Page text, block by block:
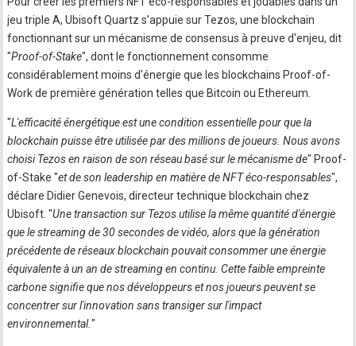
jeu triple A, Ubisoft Quartz s'appuie sur Tezos, une blockchain
fonctionnant sur un mécanisme de consensus à preuve d'enjeu, dit
"Proof-of-Stake", dont le fonctionnement consomme
considérablement moins d'énergie que les blockchains Proof-of-
Work de première génération telles que Bitcoin ou Ethereum.
"L'efficacité énergétique est une condition essentielle pour que la
blockchain puisse être utilisée par des millions de joueurs. Nous avons
choisi Tezos en raison de son réseau basé sur le mécanisme de" Proof-
of-Stake "et de son leadership en matière de NFT éco-responsables",
déclare Didier Genevois, directeur technique blockchain chez
Ubisoft. "Une transaction sur Tezos utilise la même quantité d'énergie
que le streaming de 30 secondes de vidéo, alors que la génération
précédente de réseaux blockchain pouvait consommer une énergie
équivalente à un an de streaming en continu. Cette faible empreinte
carbone signifie que nos développeurs et nos joueurs peuvent se
concentrer sur l'innovation sans transiger sur l'impact
environnemental."